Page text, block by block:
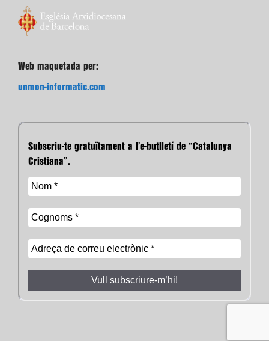
Web maquetada per:
unmon-informatic.com
Subscriu-te gratuïtament a l’e-butlletí de “Catalunya
Cristiana”.